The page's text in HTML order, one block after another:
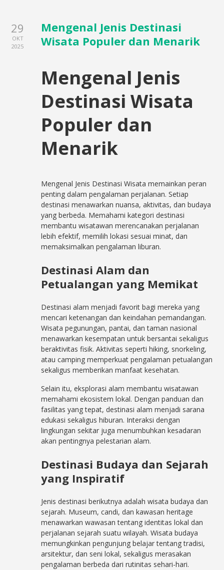
29
OKT
2025
Mengenal Jenis Destinasi
Wisata Populer dan Menarik
Mengenal Jenis
Destinasi Wisata
Populer dan
Menarik
Mengenal Jenis Destinasi Wisata memainkan peran
penting dalam pengalaman perjalanan. Setiap
destinasi menawarkan nuansa, aktivitas, dan budaya
yang berbeda. Memahami kategori destinasi
membantu wisatawan merencanakan perjalanan
lebih efektif, memilih lokasi sesuai minat, dan
memaksimalkan pengalaman liburan.
Destinasi Alam dan
Petualangan yang Memikat
Destinasi alam menjadi favorit bagi mereka yang
mencari ketenangan dan keindahan pemandangan.
Wisata pegunungan, pantai, dan taman nasional
menawarkan kesempatan untuk bersantai sekaligus
beraktivitas fisik. Aktivitas seperti hiking, snorkeling,
atau camping memperkuat pengalaman petualangan
sekaligus memberikan manfaat kesehatan.
Selain itu, eksplorasi alam membantu wisatawan
memahami ekosistem lokal. Dengan panduan dan
fasilitas yang tepat, destinasi alam menjadi sarana
edukasi sekaligus hiburan. Interaksi dengan
lingkungan sekitar juga menumbuhkan kesadaran
akan pentingnya pelestarian alam.
Destinasi Budaya dan Sejarah
yang Inspiratif
Jenis destinasi berikutnya adalah wisata budaya dan
sejarah. Museum, candi, dan kawasan heritage
menawarkan wawasan tentang identitas lokal dan
perjalanan sejarah suatu wilayah. Wisata budaya
memungkinkan pengunjung belajar tentang tradisi,
arsitektur, dan seni lokal, sekaligus merasakan
pengalaman berbeda dari rutinitas sehari-hari.